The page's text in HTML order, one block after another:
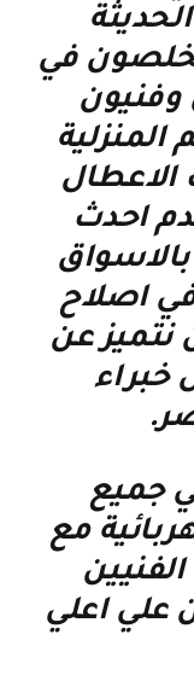
في
احدث
بالاسواق
في اصلاح
نتميز عن
خبراء
.
جميع
مع
علي اعلي